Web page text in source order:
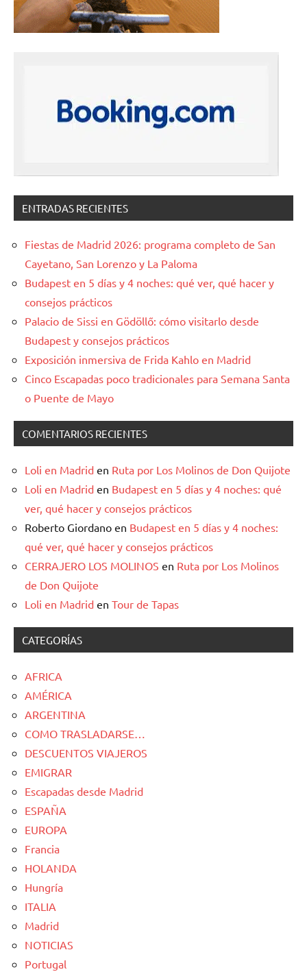
ENTRADAS RECIENTES
Fiestas de Madrid 2026: programa completo de San
Cayetano, San Lorenzo y La Paloma
Budapest en 5 días y 4 noches: qué ver, qué hacer y
consejos prácticos
Palacio de Sissi en Gödöllő: cómo visitarlo desde
Budapest y consejos prácticos
Exposición inmersiva de Frida Kahlo en Madrid
Cinco Escapadas poco tradicionales para Semana Santa
o Puente de Mayo
COMENTARIOS RECIENTES
Loli en Madrid en Ruta por Los Molinos de Don Quijote
Loli en Madrid en Budapest en 5 días y 4 noches: qué
ver, qué hacer y consejos prácticos
Roberto Giordano en Budapest en 5 días y 4 noches:
qué ver, qué hacer y consejos prácticos
CERRAJERO LOS MOLINOS en Ruta por Los Molinos
de Don Quijote
Loli en Madrid en Tour de Tapas
CATEGORÍAS
AFRICA
AMÉRICA
ARGENTINA
COMO TRASLADARSE…
DESCUENTOS VIAJEROS
EMIGRAR
Escapadas desde Madrid
ESPAÑA
EUROPA
Francia
HOLANDA
Hungría
ITALIA
Madrid
NOTICIAS
Portugal